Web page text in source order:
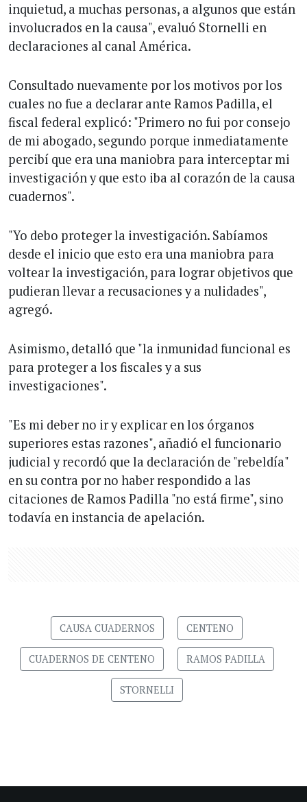
inquietud, a muchas personas, a algunos que están
involucrados en la causa", evaluó Stornelli en
declaraciones al canal América.
Consultado nuevamente por los motivos por los
cuales no fue a declarar ante Ramos Padilla, el
fiscal federal explicó: "Primero no fui por consejo
de mi abogado, segundo porque inmediatamente
percibí que era una maniobra para interceptar mi
investigación y que esto iba al corazón de la causa
cuadernos".
"Yo debo proteger la investigación. Sabíamos
desde el inicio que esto era una maniobra para
voltear la investigación, para lograr objetivos que
pudieran llevar a recusaciones y a nulidades",
agregó.
Asimismo, detalló que "la inmunidad funcional es
para proteger a los fiscales y a sus
investigaciones".
"Es mi deber no ir y explicar en los órganos
superiores estas razones", añadió el funcionario
judicial y recordó que la declaración de "rebeldía"
en su contra por no haber respondido a las
citaciones de Ramos Padilla "no está firme", sino
todavía en instancia de apelación.
CAUSA CUADERNOS CENTENO
CUADERNOS DE CENTENO RAMOS PADILLA
STORNELLI